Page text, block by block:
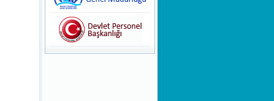
Bir Stresle Baş Etme Tekniği